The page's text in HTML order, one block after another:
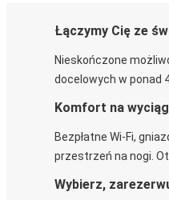
Łączymy Cię ze
Nieskończone
docelowych w ponad
Komfort na
Bezpłatne Wi-Fi,
przestrzeń na nogi.
Wybierz,